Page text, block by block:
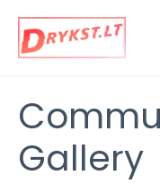
turinio
Gallery